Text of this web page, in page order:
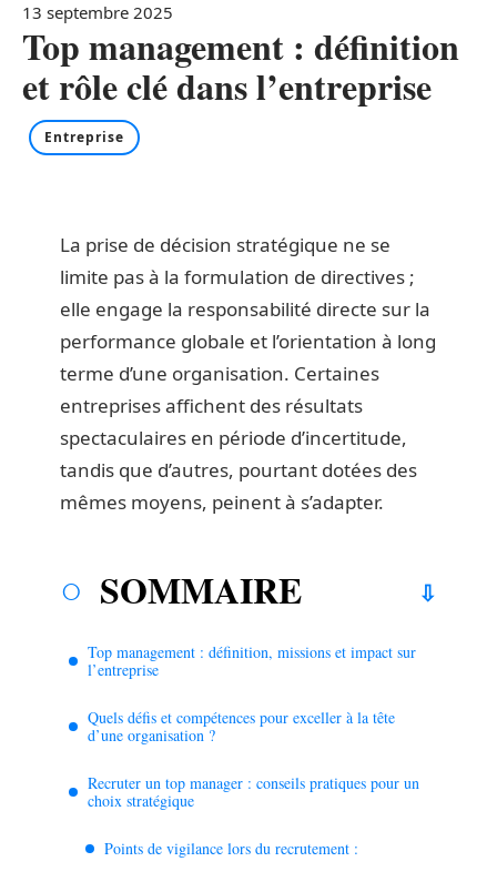
13 septembre 2025
Top management : définition
et rôle clé dans l’entreprise
Entreprise
La prise de décision stratégique ne se
limite pas à la formulation de directives ;
elle engage la responsabilité directe sur la
performance globale et l’orientation à long
terme d’une organisation. Certaines
entreprises affichent des résultats
spectaculaires en période d’incertitude,
tandis que d’autres, pourtant dotées des
mêmes moyens, peinent à s’adapter.
SOMMAIRE
Top management : définition, missions et impact sur
l’entreprise
Quels défis et compétences pour exceller à la tête
d’une organisation ?
Recruter un top manager : conseils pratiques pour un
choix stratégique
Points de vigilance lors du recrutement :